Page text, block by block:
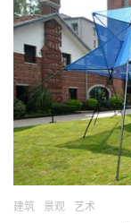
建筑 景观 艺术